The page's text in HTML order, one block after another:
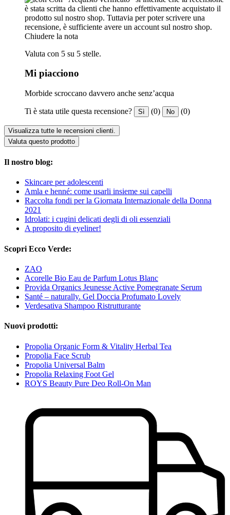
è stata scritta da clienti che hanno effettivamente acquistato il
prodotto sul nostro shop. Tuttavia per poter scrivere una
recensione, è sufficiente avere un account sul nostro shop.
Chiudere la nota
Valuta con 5 su 5 stelle.
Mi piacciono
Morbide scroccano davvero anche senz’acqua
Ti è stata utile questa recensione? Sì (0) No (0)
Visualizza tutte le recensioni clienti.
Valuta questo prodotto
Il nostro blog:
Skincare per adolescenti
Amla e henné: come usarli insieme sui capelli
Raccolta fondi per la Giornata Internazionale della Donna
2021
Idrolati: i cugini delicati degli di oli essenziali
A proposito di eyeliner!
Scopri Ecco Verde:
ZAO
Acorelle Bio Eau de Parfum Lotus Blanc
Provida Organics Jeunesse Active Pomegranate Serum
Santé – naturally. Gel Doccia Profumato Lovely
Verdesativa Shampoo Ristrutturante
Nuovi prodotti:
Propolia Organic Form & Vitality Herbal Tea
Propolia Face Scrub
Propolia Universal Balm
Propolia Relaxing Foot Gel
ROYS Beauty Pure Deo Roll-On Man